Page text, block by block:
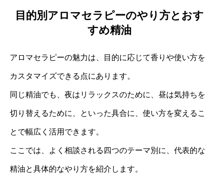
目的別アロマセラピーのやり方とおす
すめ精油
アロマセラピーの魅力は、目的に応じて香りや使い方を
カスタマイズできる点にあります。
同じ精油でも、夜はリラックスのために、昼は気持ちを
切り替えるために、といった具合に、使い方を変えるこ
とで幅広く活用できます。
ここでは、よく相談される四つのテーマ別に、代表的な
精油と具体的なやり方を紹介します。